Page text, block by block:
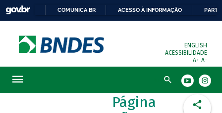
COMUNICA BR ACESSO À INFORMAÇÃO
ENGLISH
ACESSIBILIDADE
A+ A-
Busca
Página